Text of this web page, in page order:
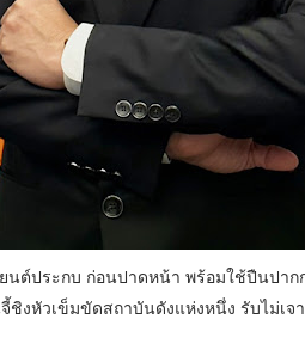
นต์ประกบ ก่อนปาดหน้า พร้อมใช้ปืนปาก
ชิงหัวเข็มขัดสถาบันดังแห่งหนึ่ง รับไม่เจ